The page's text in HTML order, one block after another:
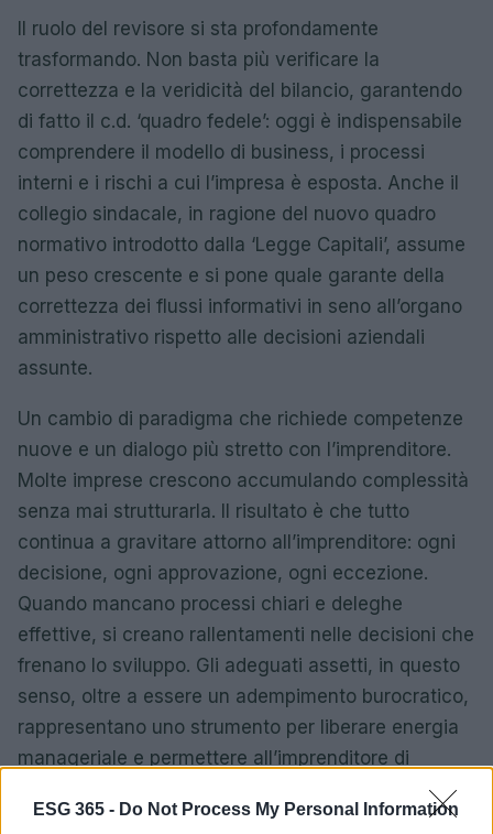
ESG 365 - Do Not Process My Personal Information
Il ruolo del revisore si sta profondamente
trasformando. Non basta più verificare la
correttezza e la veridicità del bilancio, garantendo
di fatto il c.d. ‘quadro fedele’: oggi è indispensabile
comprendere il modello di business, i processi
interni e i rischi a cui l’impresa è esposta. Anche il
collegio sindacale, in ragione del nuovo quadro
normativo introdotto dalla ‘Legge Capitali’, assume
un peso crescente e si pone quale garante della
correttezza dei flussi informativi in seno all’organo
amministrativo rispetto alle decisioni aziendali
assunte.
Un cambio di paradigma che richiede competenze
nuove e un dialogo più stretto con l’imprenditore.
Molte imprese crescono accumulando complessità
senza mai strutturarla. Il risultato è che tutto
continua a gravitare attorno all’imprenditore: ogni
decisione, ogni approvazione, ogni eccezione.
Quando mancano processi chiari e deleghe
effettive, si creano rallentamenti nelle decisioni che
frenano lo sviluppo. Gli adeguati assetti, in questo
senso, oltre a essere un adempimento burocratico,
rappresentano uno strumento per liberare energia
manageriale e permettere all’imprenditore di